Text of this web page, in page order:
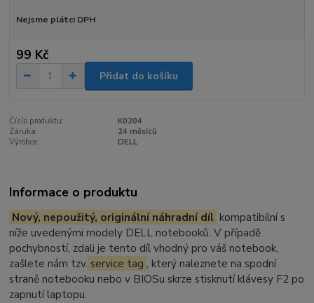
Nejsme plátci DPH
99 Kč
Přidat do košíku
Číslo produktu:
K0204
Záruka:
24 měsíců
Výrobce:
DELL
Informace o produktu
Nový, nepoužitý, originální náhradní díl kompatibilní s
níže uvedenými modely DELL notebooků. V případě
pochybností, zdali je tento díl vhodný pro váš notebook,
zašlete nám tzv. service tag , který naleznete na spodní
straně notebooku nebo v BIOSu skrze stisknutí klávesy F2 po
zapnutí laptopu.